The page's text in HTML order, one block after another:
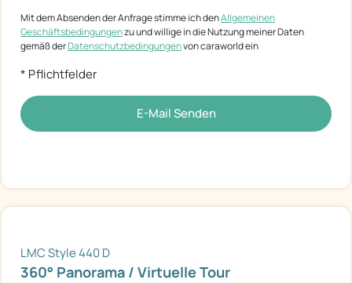
Mit dem Absenden der Anfrage stimme ich denAllgemeinen
Geschäftsbedingungenzu und willige in die Nutzung meiner Daten
gemäß derDatenschutzbedingungenvon caraworld ein
* Pflichtfelder
E-Mail Senden
LMC Style 440 D
360° Panorama / Virtuelle Tour